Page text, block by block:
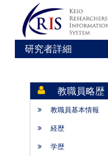
研究者詳細
教職員略歴
教職員基本情報
経歴
学歴